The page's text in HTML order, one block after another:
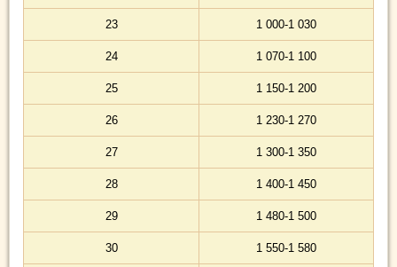
23 1 000-1 030
24 1 070-1 100
25 1 150-1 200
26 1 230-1 270
27 1 300-1 350
28 1 400-1 450
29 1 480-1 500
30 1 550-1 580